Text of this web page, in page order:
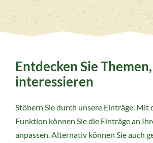
Entdecken Sie
interessieren
Stöbern Sie durch unsere Einträge. Mit
Funktion können Sie die Einträge an
anpassen. Alternativ können Sie auch